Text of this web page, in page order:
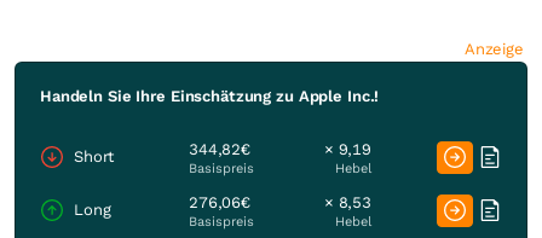
Anzeige
Handeln Sie Ihre Einschätzung zu Apple Inc.!
Short 344,82€
Basispreis
× 9,19
Hebel
Long 276,06€
Basispreis
× 8,53
Hebel